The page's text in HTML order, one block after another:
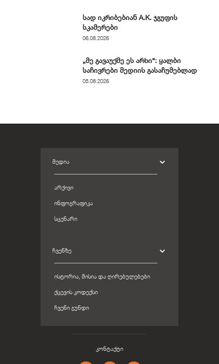
სად იკრიბებიან A.K. ჯგუფის
სკამერები
06.08.2026
„მე გავაუქმე ეს არხი“: ყალბი
საჩივრები მედიის გასაჩუმებლად
05.08.2026
ᲛᲔᲓᲘᲐ
ᲐᲠᲥᲘᲕᲘ
ᲘᲜᲤᲝᲒᲠᲐᲤᲘᲙᲐ
ᲡᲪᲔᲜᲐᲠᲘ
ᲩᲕᲔᲜᲖᲔ
ᲘᲡᲢᲝᲠᲘᲐ, ᲛᲘᲡᲘᲐ ᲓᲐ ᲦᲘᲠᲔᲑᲣᲚᲔᲑᲔᲑᲘ
ᲥᲪᲔᲕᲘᲡ ᲙᲝᲓᲔᲥᲡᲘ
ᲩᲕᲔᲜᲘ ᲒᲣᲜᲓᲘ
კონტაქტი